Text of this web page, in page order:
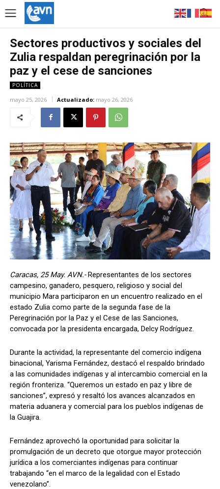
Sectores productivos y sociales del
Zulia respaldan peregrinación por la
paz y el cese de sanciones
POLÍTICA
mayo 25, 2026 Actualizado: mayo 26, 2026
Caracas, 25 May. AVN.-Representantes de los sectores
campesino, ganadero, pesquero, religioso y social del
municipio Mara participaron en un encuentro realizado en el
estado Zulia como parte de la segunda fase de la
Peregrinación por la Paz y el Cese de las Sanciones,
convocada por la presidenta encargada, Delcy Rodríguez.
Durante la actividad, la representante del comercio indígena
binacional, Yarisma Fernández, destacó el respaldo brindado
a las comunidades indígenas y al intercambio comercial en la
región fronteriza. “Queremos un estado en paz y libre de
sanciones”, expresó y resaltó los avances alcanzados en
materia aduanera y comercial para los pueblos indígenas de
la Guajira.
Fernández aprovechó la oportunidad para solicitar la
promulgación de un decreto que otorgue mayor protección
jurídica a los comerciantes indígenas para continuar
trabajando “en el marco de la legalidad con el Estado
venezolano”.